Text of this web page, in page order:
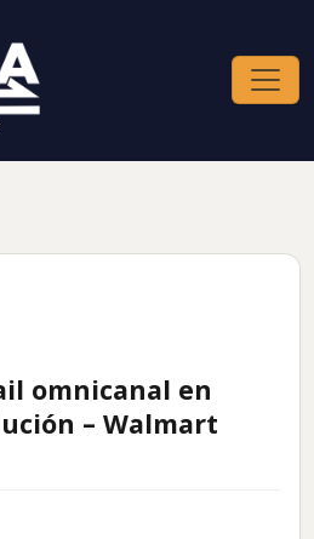
omnicanal en
– Walmart